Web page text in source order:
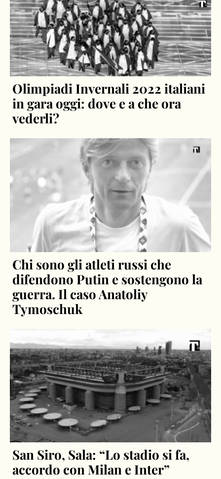
Olimpiadi Invernali 2022 italiani
in gara oggi: dove e a che ora
vederli?
Chi sono gli atleti russi che
difendono Putin e sostengono la
guerra. Il caso Anatoliy
Tymoschuk
San Siro, Sala: “Lo stadio si fa,
accordo con Milan e Inter”